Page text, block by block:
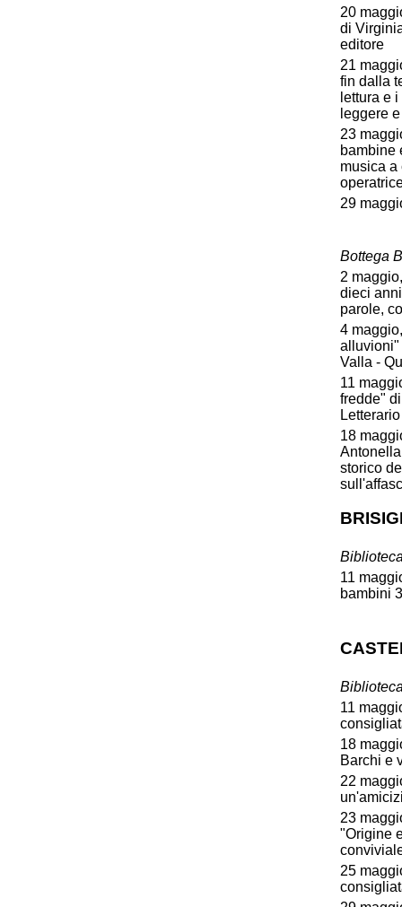
20
di
editore
21
fin dalla
lettura e
leggere
23
bambine
musica a
29
Bottega
2
dieci
parole,
4
alluvioni"
Valla -
11
fredde"
18
storico
11
bambini
11
18
Barchi e
22
23
"Origine
25